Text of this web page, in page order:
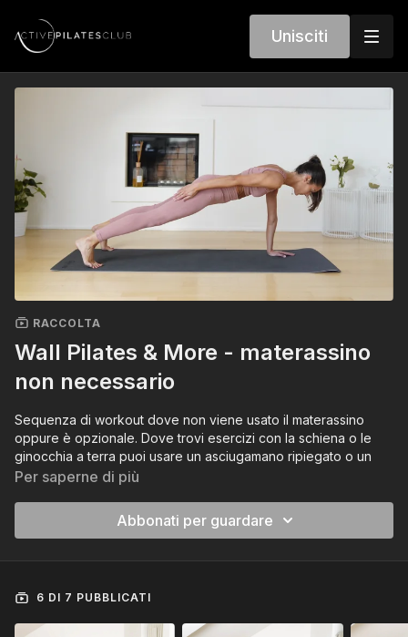
Unisciti
RACCOLTA
Wall Pilates & More - materassino
non necessario
Sequenza di workout dove non viene usato il materassino
oppure è opzionale. Dove trovi esercizi con la schiena o le
ginocchia a terra puoi usare un asciugamano ripiegato o un
tappetino da bagno. Finita la sequenza puoi ricominciare
Livello: intermedio e intermedio/avanzato.
L’idea è di poter fare questi workout proprio dove vuoi, anche
Per saperne di più
Abbonati per guardare
6 DI 7 PUBBLICATI